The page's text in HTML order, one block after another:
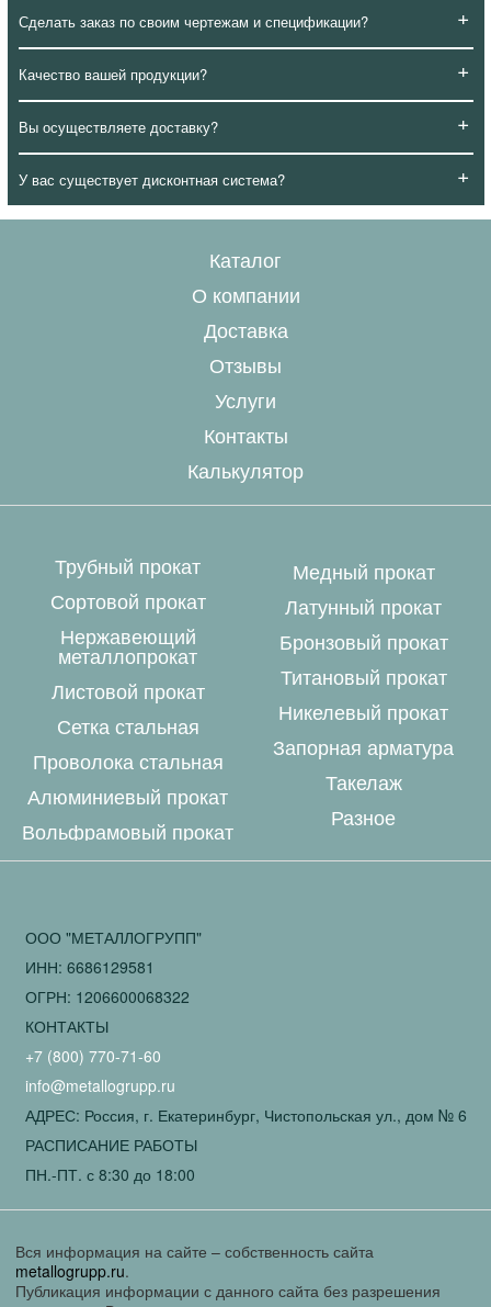
+
Сделать заказ по своим чертежам и спецификации?
+
Качество вашей продукции?
+
Вы осуществляете доставку?
+
У вас существует дисконтная система?
Каталог
О компании
Доставка
Отзывы
Услуги
Контакты
Калькулятор
Трубный прокат
Сортовой прокат
Нержавеющий
металлопрокат
Листовой прокат
Сетка стальная
Проволока стальная
Алюминиевый прокат
Вольфрамовый прокат
Медный прокат
Латунный прокат
Бронзовый прокат
Титановый прокат
Никелевый прокат
Запорная арматура
Такелаж
Разное
ООО "МЕТАЛЛОГРУПП"
ИНН: 6686129581
ОГРН: 1206600068322
КОНТАКТЫ
+7 (800) 770-71-60
info@metallogrupp.ru
АДРЕС: Россия, г. Екатеринбург, Чистопольская ул., дом № 6
РАСПИСАНИЕ РАБОТЫ
ПН.-ПТ. с 8:30 до 18:00
Вся информация на сайте – собственность сайта
metallogrupp.ru.
Публикация информации с данного сайта без разрешения